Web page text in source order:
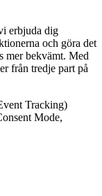
erbjuda dig
och göra det
mer bekvämt. Med
från tredje part på
Tracking)
Mode,